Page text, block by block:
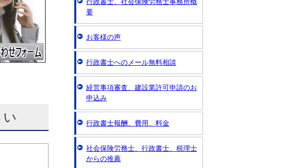
い
要
お客様の声
行政書士へのメール無料相談
経営事項審査、建設業許可申請のお
申込み
行政書士報酬、費用、料金
社会保険労務士、行政書士、税理士
からの推薦